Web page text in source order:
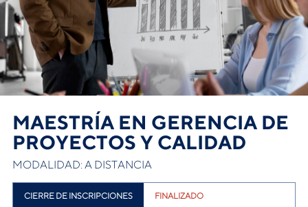
MAESTRÍA EN GERENCIA DE
PROYECTOS Y CALIDAD
MODALIDAD: A DISTANCIA
CIERRE DE INSCRIPCIONES FINALIZADO